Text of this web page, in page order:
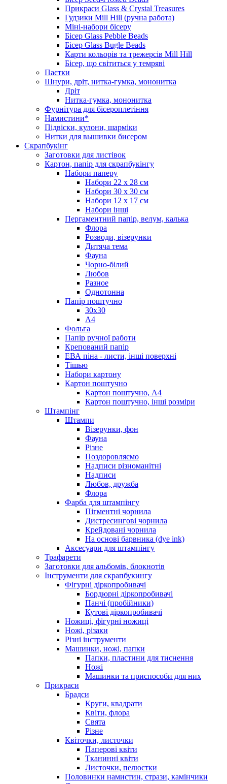
Прикраси Glass & Crystal Treasures
Гудзики Mill Hill (ручна работа)
Міні-набори бісеру
Бісер Glass Pebble Beads
Бісер Glass Bugle Beads
Карти кольорів та трежерсів Mill Hill
Бісер, що світиться у темряві
Паєтки
Шнури, дріт, нитка-гумка, мононитка
Дріт
Нитка-гумка, мононитка
Фурнітура для бісероплетіння
Намистини*
Підвіски, кулони, шарміки
Нитки для вышивки бисером
Скрапбукінг
Заготовки для листівок
Картон, папір для скрапбукінгу
Набори паперу
Набори 22 х 28 см
Набори 30 х 30 см
Набори 12 х 17 см
Набори інші
Пергаментний папір, велум, калька
Флора
Розводи, візерунки
Дитяча тема
Фауна
Чорно-білий
Любов
Разное
Однотонна
Папір поштучно
30х30
А4
Фольга
Папір ручної работи
Крепований папір
ЕВА піна - листи, інші поверхні
Тішью
Набори картону
Картон поштучно
Картон поштучно, А4
Картон поштучно, інші розміри
Штампінг
Штампи
Візерунки, фон
Фауна
Різне
Поздоровляємо
Надписи різноманітні
Надписи
Любов, дружба
Флора
Фарба для штампінгу
Пігментні чорнила
Дистресингові чорнила
Крейдовані чорнила
На основі барвника (dye ink)
Аксесуари для штампінгу
Трафарети
Заготовки для альбомів, блокнотів
Інструменти для скрапбукингу
Фігурні діркопробивачі
Бордюрні діркопробивачі
Панчі (пробійники)
Кутові діркопробивачі
Ножиці, фігурні ножиці
Ножі, різаки
Різні інструменти
Машинки, ножі, папки
Папки, пластини для тиснення
Ножі
Машинки та приспособи для них
Прикраси
Брадси
Круги, квадрати
Квіти, флора
Свята
Різне
Квіточки, листочки
Паперові квіти
Тканинні квіти
Листочки, пелюстки
Половинки намистин, стрази, камінчики